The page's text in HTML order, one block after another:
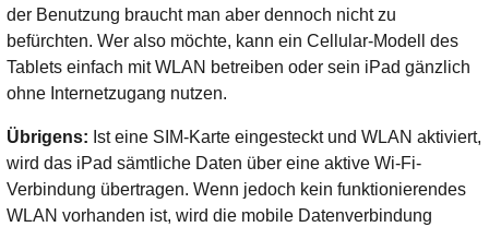
der Benutzung braucht man aber dennoch nicht zu
befürchten. Wer also möchte, kann ein Cellular-Modell des
Tablets einfach mit WLAN betreiben oder sein iPad gänzlich
ohne Internetzugang nutzen.
Übrigens: Ist eine SIM-Karte eingesteckt und WLAN aktiviert,
wird das iPad sämtliche Daten über eine aktive Wi-Fi-
Verbindung übertragen. Wenn jedoch kein funktionierendes
WLAN vorhanden ist, wird die mobile Datenverbindung